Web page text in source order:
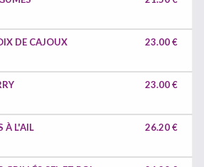
DE CAJOUX 23.00 €
23.00 €
À L'AIL 26.20 €